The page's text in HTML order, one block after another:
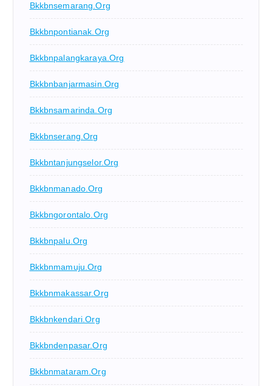
Bkkbnsemarang.org
Bkkbnpontianak.org
Bkkbnpalangkaraya.org
Bkkbnbanjarmasin.org
Bkkbnsamarinda.org
Bkkbnserang.org
Bkkbntanjungselor.org
Bkkbnmanado.org
Bkkbngorontalo.org
Bkkbnpalu.org
Bkkbnmamuju.org
Bkkbnmakassar.org
Bkkbnkendari.org
Bkkbndenpasar.org
Bkkbnmataram.org